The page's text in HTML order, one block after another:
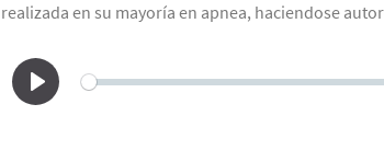
realizada en su mayoría en apnea, haciendose